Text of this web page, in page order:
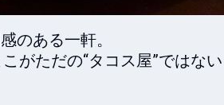
のある一軒。
がただの“タコス屋”ではな